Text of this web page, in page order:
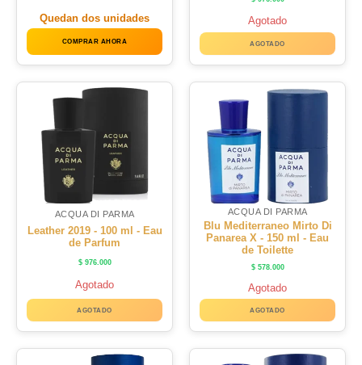
Quedan dos unidades
COMPRAR AHORA
Agotado
AGOTADO
ACQUA DI PARMA
Leather 2019 - 100 ml - Eau
de Parfum
$976.000
Agotado
AGOTADO
ACQUA DI PARMA
Blu Mediterraneo Mirto Di
Panarea X - 150 ml - Eau
de Toilette
$578.000
Agotado
AGOTADO